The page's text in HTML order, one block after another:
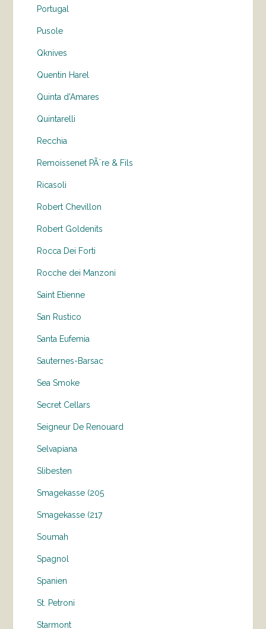
Portugal
Pusole
Qknives
Quentin Harel
Quinta d'Amares
Quintarelli
Recchia
Remoissenet PÃ¨re & Fils
Ricasoli
Robert Chevillon
Robert Goldenits
Rocca Dei Forti
Rocche dei Manzoni
Saint Etienne
San Rustico
Santa Eufemia
Sauternes-Barsac
Sea Smoke
Secret Cellars
Seigneur De Renouard
Selvapiana
Slibesten
Smagekasse (205
Smagekasse (217
Soumah
Spagnol
Spanien
St. Petroni
Starmont